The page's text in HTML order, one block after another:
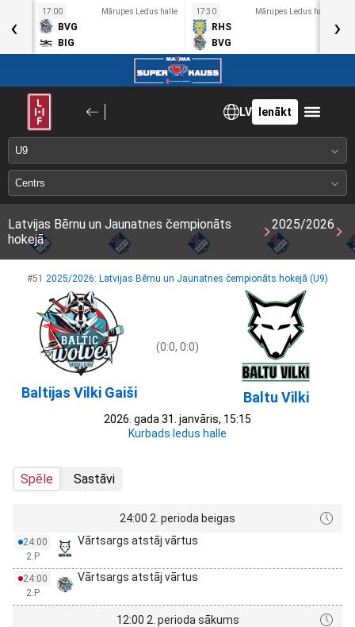
17:00 Mārupes Ledus halle
BVG
BIG
17:30 Mārupes Ledus halle
RHS
BVG
‹ ›
LV Ienākt
Latvijas Bērnu un Jaunatnes čempionāts
hokejā
2025/2026
#51 2025/2026: Latvijas Bērnu un Jaunatnes čempionāts hokejā (U9)
Baltijas Vilki Gaiši
(0:0, 0:0)
Baltu Vilki
2026. gada 31. janvāris, 15:15
Kurbads ledus halle
Spēle Sastāvi
24:00 2. perioda beigas
24:00
2.P
Vārtsargs atstāj vārtus
24:00
2.P
Vārtsargs atstāj vārtus
12:00 2. perioda sākums